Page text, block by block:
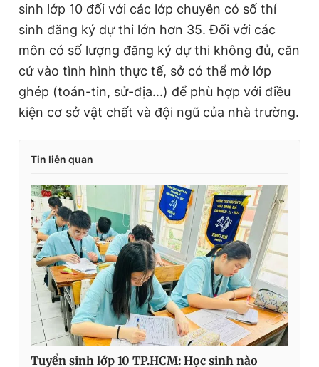
sinh lớp 10 đối với các lớp chuyên có số thí
sinh đăng ký dự thi lớn hơn 35. Đối với các
môn có số lượng đăng ký dự thi không đủ, căn
cứ vào tình hình thực tế, sở có thể mở lớp
ghép (toán-tin, sử-địa...) để phù hợp với điều
kiện cơ sở vật chất và đội ngũ của nhà trường.
Tin liên quan
Tuyển sinh lớp 10 TP.HCM: Học sinh nào